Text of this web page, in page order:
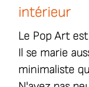
intérieur
Le Pop Art
Il se marie
minimaliste